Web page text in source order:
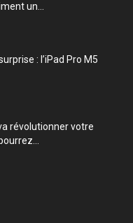
un...
: l’iPad Pro M5
révolutionner votre